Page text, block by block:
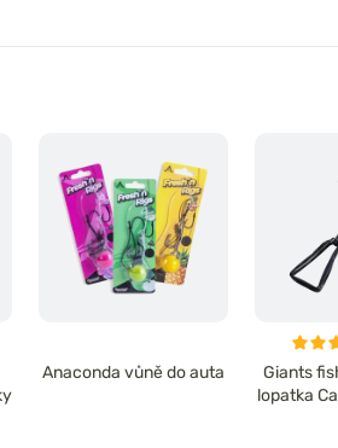
Anaconda vůně do auta
Giants
lopatka